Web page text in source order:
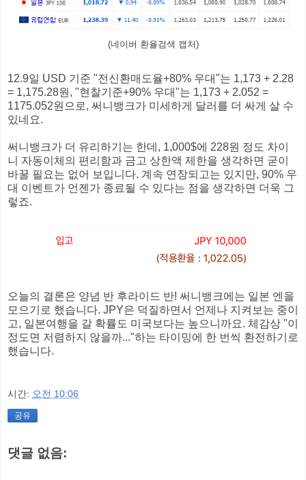
(네이버 환율검색 캡처)
12.9일 USD 기준 "전신환매도율+80% 우대"는 1,173 + 2.28
= 1,175.28원, "현찰기준+90% 우대"는 1,173 + 2.052 =
1175.052원으로, 써니뱅크가 미세하게 달러를 더 싸게 살 수
있네요.
써니뱅크가 더 유리하기는 한데, 1,000$에 228원 정도 차이
니 자동이체의 편리함과 금고 상한액 제한을 생각하면 굳이
바꿀 필요는 없어 보입니다. 계속 연장되고는 있지만, 90% 우
대 이벤트가 언젠가 종료될 수 있다는 점을 생각하면 더욱 그
렇죠.
오늘의 결론은 양념 반 후라이드 반! 써니뱅크에는 일본 엔을
모으기로 했습니다. JPY은 덕질하면서 언제나 지켜보는 중이
고, 일본여행을 갈 확률도 미국보다는 높으니까요. 체감상 "이
정도면 저렴하지 않을까..."하는 타이밍에 한 번씩 환전하기로
했습니다.
시간: 오전 10:06
공유
댓글 없음: